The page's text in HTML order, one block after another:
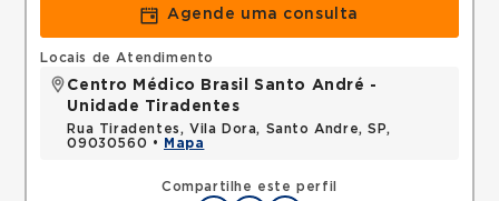
Agende uma consulta
Compartilhe este perfil
Locais de Atendimento
Centro Médico Brasil Santo André -
Unidade Tiradentes
Rua Tiradentes, Vila Dora, Santo Andre, SP,
09030560 •
Mapa